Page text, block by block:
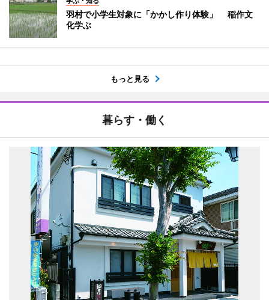
羽村で小学生対象に「かかし作り体験」 稲作文
化学ぶ
もっと見る
暮らす・働く